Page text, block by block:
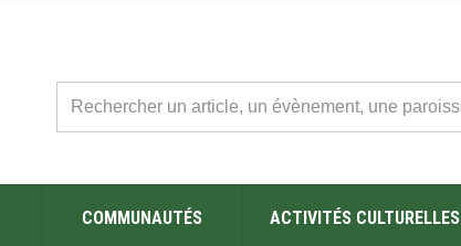
COMMUNAUTÉS ACTIVITÉS CULTURELLES